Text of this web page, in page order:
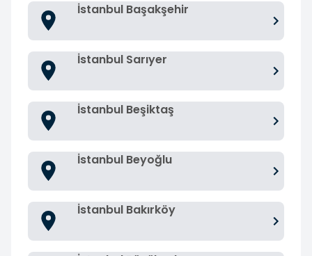
İstanbul Başakşehir
İstanbul Sarıyer
İstanbul Beşiktaş
İstanbul Beyoğlu
İstanbul Bakırköy